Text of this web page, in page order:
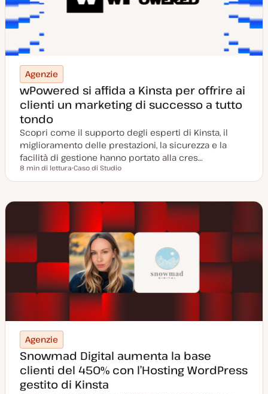
Agenzie
wPowered si affida a Kinsta per offrire ai
clienti un marketing di successo a tutto
tondo
Scopri come il supporto degli esperti di Kinsta, il
miglioramento delle prestazioni, la sicurezza e la
facilità di gestione hanno portato alla cres…
Tempo di lettura
8 min di lettura
o
t
e
Caso di Studio
Agenzie
Snowmad Digital aumenta la base
clienti del 450% con l’Hosting WordPress
gestito di Kinsta